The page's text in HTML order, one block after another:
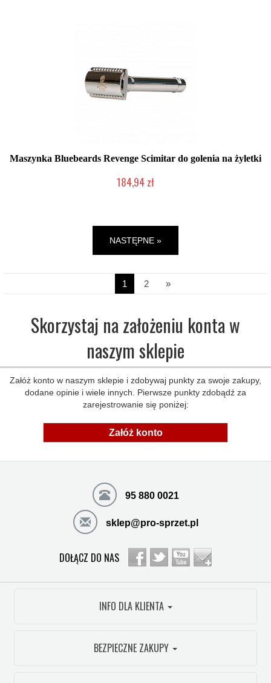
Maszynka Bluebeards Revenge Scimitar do golenia na żyletki
184,94 zł
NASTĘPNE »
1 2 »
Skorzystaj na założeniu konta w
naszym sklepie
Załóż konto w naszym sklepie i zdobywaj punkty za swoje zakupy,
dodane opinie i wiele innych. Pierwsze punkty zdobądź za
zarejestrowanie się poniżej:
Załóż konto
95 880 0021
sklep@pro-sprzet.pl
DOŁĄCZ DO NAS
INFO DLA KLIENTA
BEZPIECZNE ZAKUPY